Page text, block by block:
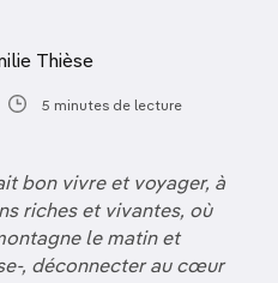
Thièse
5 minutes de lecture
bon vivre et voyager, à
riches et vivantes, où
le matin et
, déconnecter au cœur